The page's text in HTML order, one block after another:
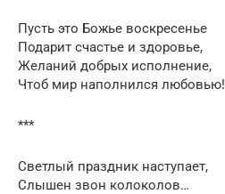
Пусть это Божье воскресенье
Подарит счастье и здоровье,
Желаний добрых исполнение,
Чтоб мир наполнился любовью!
***
Светлый праздник наступает,
Слышен звон колоколов…